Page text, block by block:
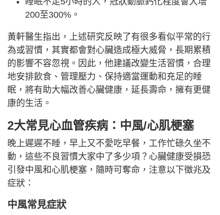
200至300%。
黃軒醫生指出，上述研究反映了有很多看似平常的行
為或習慣，其實都會對心臟造成極大威脅，長期累積
的影響不容忽視。因此，他建議改變生活習慣，合理
地安排飲食、管理壓力、保持適當運動和充足的睡
眠，將有助大幅改善心臟健康，延長壽命，擁有更健
康的生活。
2大常見心血管疾病：中風/心肌梗塞
晚上遲遲不睡，早上又不愛吃早餐，工作忙碌久坐不
動，這些不良習慣大家中了多少項？心臟健康受損恐
引發中風和心肌梗塞，隨時可奪命，注意以下徵兆及
症狀：
中風常見症狀